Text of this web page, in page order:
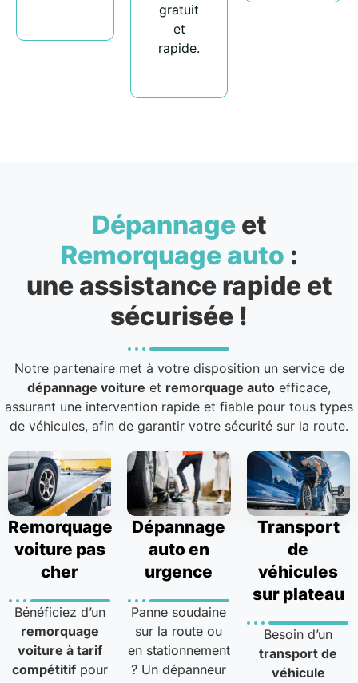
gratuit
et
rapide.
Dépannageet
Remorquage auto :
une assistance rapide et
sécurisée !
Notre partenaire met à votre disposition un service de
dépannage voiture et remorquage auto efficace,
assurant une intervention rapide et fiable pour tous types
de véhicules, afin de garantir votre sécurité sur la route.
Remorquage
voiture pas
cher
Bénéficiez d’un
remorquage
voiture à tarif
compétitifpour
Dépannage
auto en
urgence
Panne soudaine
sur la route ou
en stationnement
? Un dépanneur
Transport
de
véhicules
sur plateau
Besoin d’un
transport de
véhicule